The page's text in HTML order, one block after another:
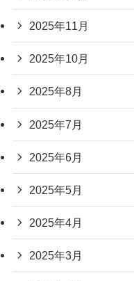
2025年11月
2025年10月
2025年8月
2025年7月
2025年6月
2025年5月
2025年4月
2025年3月